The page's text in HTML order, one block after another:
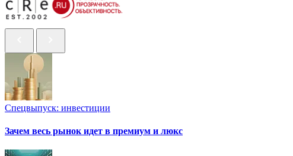
Спецвыпуск: инвестиции
Зачем весь рынок идет в премиум и люкс